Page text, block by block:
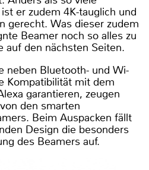
er zudem 4K-tauglich und
gerecht. Was dieser zudem
Beamer noch so alles zu
auf den nächsten Seiten.
neben Bluetooth- und Wi-
Kompatibilität mit dem
garantieren, zeugen
den smarten
Beim Auspacken fällt
Design die besonders
des Beamers auf.